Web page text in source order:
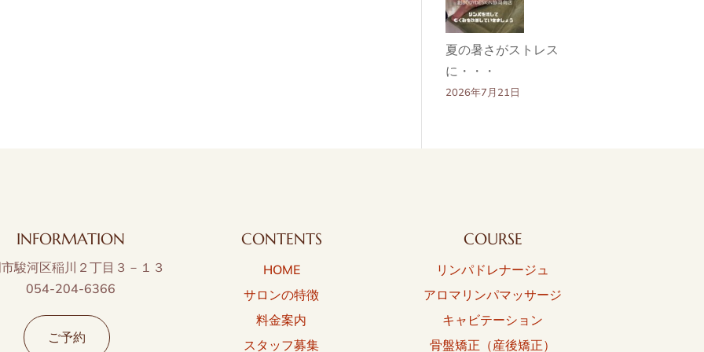
夏の暑さがストレス
に・・・
2026年7月21日
INFORMATION
駿河区稲川２丁目３－１３
054-204-6366
ご予約
CONTENTS
HOME
サロンの特徴
料金案内
スタッフ募集
COURSE
リンパドレナージュ
アロマリンパマッサージ
キャビテーション
骨盤矯正（産後矯正）